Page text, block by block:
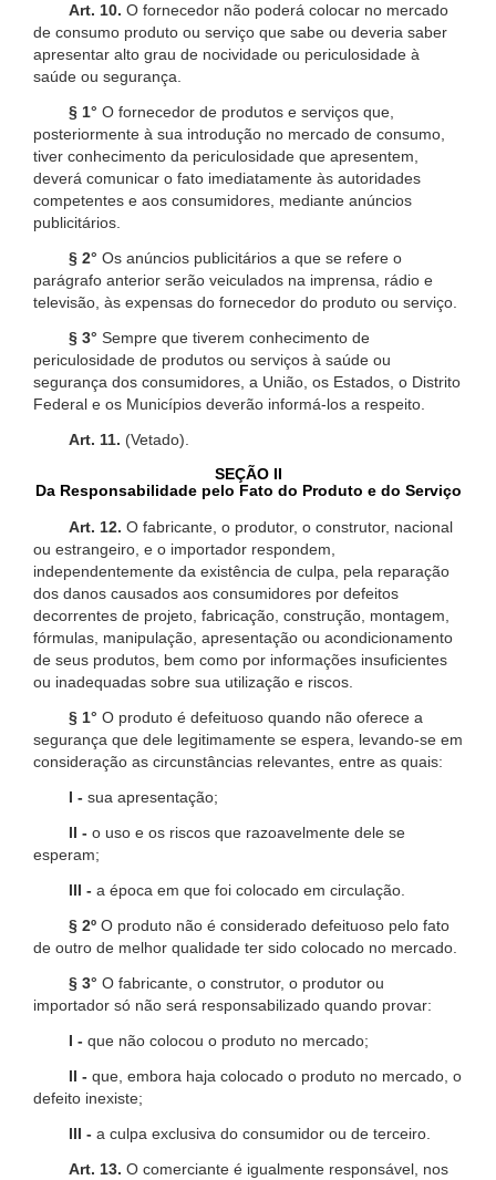
Art. 10. O fornecedor não poderá colocar no mercado
de consumo produto ou serviço que sabe ou deveria saber
apresentar alto grau de nocividade ou periculosidade à
saúde ou segurança.
§ 1° O fornecedor de produtos e serviços que,
posteriormente à sua introdução no mercado de consumo,
tiver conhecimento da periculosidade que apresentem,
deverá comunicar o fato imediatamente às autoridades
competentes e aos consumidores, mediante anúncios
publicitários.
§ 2° Os anúncios publicitários a que se refere o
parágrafo anterior serão veiculados na imprensa, rádio e
televisão, às expensas do fornecedor do produto ou serviço.
§ 3° Sempre que tiverem conhecimento de
periculosidade de produtos ou serviços à saúde ou
segurança dos consumidores, a União, os Estados, o Distrito
Federal e os Municípios deverão informá-los a respeito.
Art. 11. (Vetado).
SEÇÃO II
Da Responsabilidade pelo Fato do Produto e do Serviço
Art. 12. O fabricante, o produtor, o construtor, nacional
ou estrangeiro, e o importador respondem,
independentemente da existência de culpa, pela reparação
dos danos causados aos consumidores por defeitos
decorrentes de projeto, fabricação, construção, montagem,
fórmulas, manipulação, apresentação ou acondicionamento
de seus produtos, bem como por informações insuficientes
ou inadequadas sobre sua utilização e riscos.
§ 1° O produto é defeituoso quando não oferece a
segurança que dele legitimamente se espera, levando-se em
consideração as circunstâncias relevantes, entre as quais:
I - sua apresentação;
II - o uso e os riscos que razoavelmente dele se
esperam;
III - a época em que foi colocado em circulação.
§ 2º O produto não é considerado defeituoso pelo fato
de outro de melhor qualidade ter sido colocado no mercado.
§ 3° O fabricante, o construtor, o produtor ou
importador só não será responsabilizado quando provar:
I - que não colocou o produto no mercado;
II - que, embora haja colocado o produto no mercado, o
defeito inexiste;
III - a culpa exclusiva do consumidor ou de terceiro.
Art. 13. O comerciante é igualmente responsável, nos